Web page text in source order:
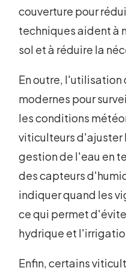
couverture pour
techniques aident à
sol et à réduire la
En outre,
modernes pour
les conditions
viticulteurs d'ajuster
gestion de l'eau en
des capteurs
indiquer quand les
ce qui permet
hydrique et
Enfin, certains